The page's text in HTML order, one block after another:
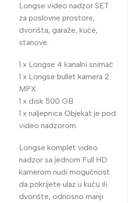
Longse video nadzor SET
za poslovne prostore,
dvorišta, garaže, kuće,
stanove.
1 x Longse 4 kanalni snimač
1 x Longse bullet kamera 2
MPX
1 x disk 500 GB
1 x naljepnica Objekat je pod
video nadzorom
Longse komplet video
nadzor sa jednom Full HD
kamerom nudi mogućnost
da pokrijete ulaz u kuću ili
dvorište, odnosno manji